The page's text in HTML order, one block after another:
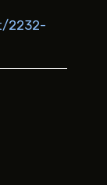
2232-